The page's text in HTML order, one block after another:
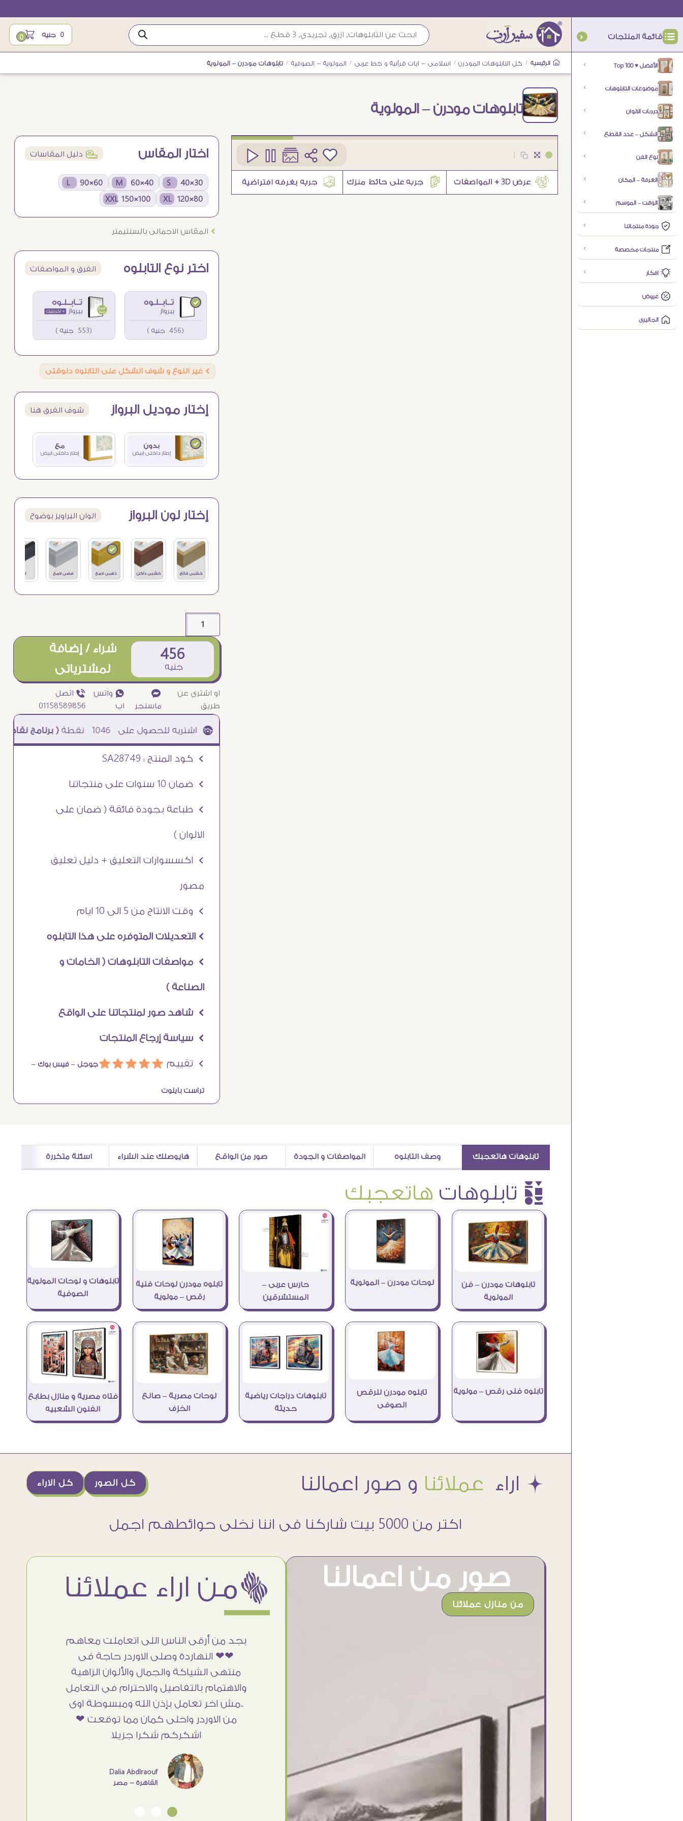
قائمة المنتجات
الأفضل ♥ Top 100
موضوعات التابلوهات
درجات الالوان
الشكل – عدد القطع
نوع الفن
الغرفة – المكان
الوقت – الموسم
جودة منتجاتنا
منتجات مخصصة
افكار
عروض
الجاليرى
0 جنيه 0
الرئيسية / كل التابلوهات المودرن / اسلامى - ايات قرآنية و خط عربى / المولوية - الصوفية / تابلوهات مودرن – المولوية
تابلوهات مودرن – المولوية
6 اختار المقاس í دليل المقاسات
30×40 S
40×60 M
60×90 L
80×120 XL
100×150 XXL
Ö المقاس الاجمالى بالسنتيمتر
اختر نوع التابلوه الفرق و المواصفات
(456 جنيه ) (553 جنيه )
Ö غير النوع و شوف الشكل على التابلوه دلوقتى
إختار موديل البرواز شوف الفرق هنا
إختار لون البرواز الوان البراويز بوضوح
456
جنيه
شراء / إضافة
لمشترياتى
او اشترى عن
طريق
¥
ماسنجر
₧ واتس
اب
ƒ اتصل
01158589856
1046 نقطة( برنامج نقاطى ) à خصم 5% للعملاء الجدد à شحن مجانى عند الشراء ب 4000 جنيه à
Ö كود المنتج : SA28749
Ö ضمان 10 سنوات على منتجاتنا
Ö طباعة بجودة فائقة ( ضمان على
الالوان )
Ö اكسسوارات التعليق + دليل تعليق
مصور
Ö وقت الانتاج من 5 الى 10 ايام
Ö التعديلات المتوفره على هذا التابلوه
Ö مواصفات التابلوهات ( الخامات و
الصناعة )
Ö شاهد صور لمنتجاتنا على الواقع
Ö سياسة إرجاع المنتجات
Ö تقييم áááááجوجل – فيس بوك –
تراست بايلوت
تابلوهات هاتعجبك وصف التابلوه المواصفات و الجودة صور من الواقع هايوصلك عند الشراء اسئلة متكررة
è تابلوهات هاتعجبك
تابلوهات مودرن – فن
المولوية
لوحات مودرن – المولوية
حارس عربى –
المستشرقين
تابلوه مودرن لوحات فنية
رقص – مولوية
تابلوهات و لوحات المولوية
الصوفية
تابلوه فنى رقص – مولوية
تابلوه مودرن للرقص
الصوفى
تابلوهات دراجات رياضية
حديثة
لوحات مصرية – صانع
الخزف
فتاه مصرية و منازل بطابع
الفنون الشعبيه
Æ اراء عملائنا و صور اعمالنا كل الاراء كل الصور
اكتر من 5000 بيت شاركنا فى اننا نخلى حوائطهم اجمل
صور من اعمالنا
من منازل عملائنا
ëمن اراء عملائنا
وإرضاء العميل والخامات والتقفيل وسرعة
التوصيل. بصراحه وبمنتهي الأمانه مكسب
Doaa Elsayd
القاهرة - مصر
بجد من أرقى الناس اللى اتعاملت معاهم
❤❤ النهاردة وصلى الاوردر حاجة فى
منتهى الشياكة والجمال والألوان الزاهية
والاهتمام بالتفاصيل والاحترام فى التعامل
..مش اخر تعامل بإذن الله ومبسوطة اوى
من الاوردر واحلى كمان مما توقعت ❤
اشكركم شكرا جزيلا
Dalia Abdlraouf
القاهرة - مصر